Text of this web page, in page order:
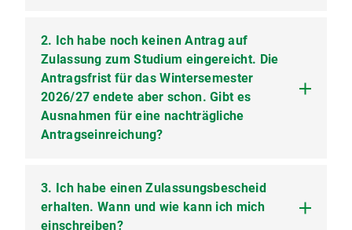
Bitte überprüfen Sie zunächst, welche Adresse
Sie auf Ihrem Zulassungsantrag angegeben haben
und ob diese noch aktuell ist.
Zulassungsbescheide werden per E-Mail,
Ablehnungsbescheide per Post an die auf dem
Antrag angegebene Adresse verschickt.
21. August 2026 möglich. Dies gilt NICHT für
Bewerbungen für zulassungsbeschränkte
Studiengänge oder zum Studienkolleg
2. Ich habe noch keinen Antrag auf
Zulassung zum Studium eingereicht. Die
Antragsfrist für das Wintersemester
2026/27 endete aber schon. Gibt es
Ausnahmen für eine nachträgliche
Antragseinreichung?
Ja. In folgenden Fällen können Sie vollständige
Anträge bis zum 21. August 2026 einreichen:
3. Ich habe einen Zulassungsbescheid
erhalten. Wann und wie kann ich mich
einschreiben?